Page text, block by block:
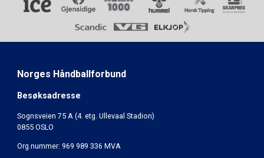
Norges Håndballforbund
Besøksadresse
Sognsveien 75 A (4. etg. Ullevaal Stadion)
0855 OSLO
Org.nummer: 969 989 336 MVA